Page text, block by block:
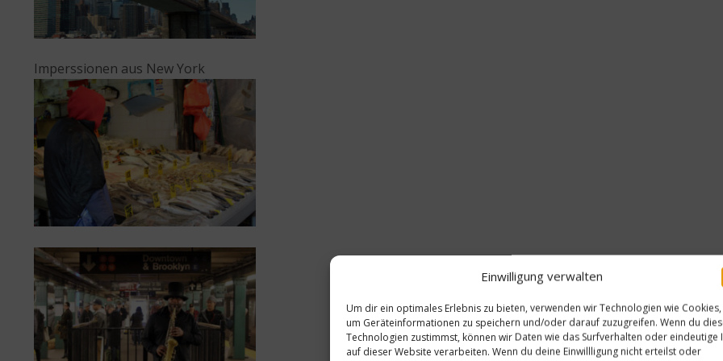
Einwilligung verwalten
Um dir ein optimales Erlebnis zu bieten, verwenden wir Technologien wie Cookies,
um Geräteinformationen zu speichern und/oder darauf zuzugreifen. Wenn du
Technologien zustimmst, können wir Daten wie das Surfverhalten oder eindeutige
auf dieser Website verarbeiten. Wenn du deine Einwillligung nicht erteilst oder
Imperssionen aus New York